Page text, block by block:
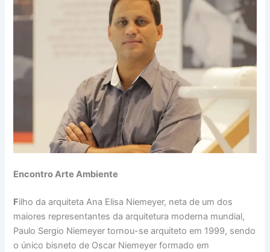
Encontro Arte Ambiente
Filho da arquiteta Ana Elisa Niemeyer, neta de um dos
maiores representantes da arquitetura moderna mundial,
Paulo Sergio Niemeyer tornou-se arquiteto em 1999, sendo
o único bisneto de Oscar Niemeyer formado em